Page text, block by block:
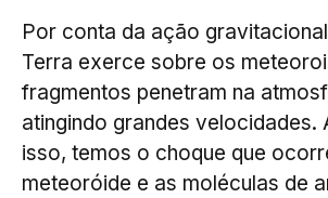
Por conta da ação
Terra exerce sobre os
fragmentos penetram na
atingindo grandes velocidades.
isso, temos o choque que
meteoróide e as moléculas de